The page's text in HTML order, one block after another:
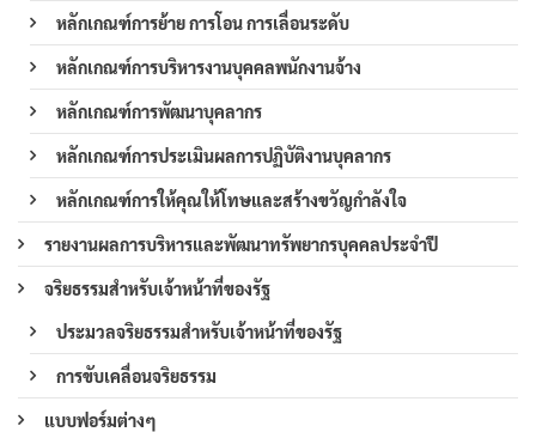
หลักเกณฑ์การย้าย การโอน การเลื่อนระดับ
หลักเกณฑ์การบริหารงานบุคคลพนักงานจ้าง
หลักเกณฑ์การพัฒนาบุคลากร
หลักเกณฑ์การประเมินผลการปฏิบัติงานบุคลากร
หลักเกณฑ์การให้คุณให้โทษและสร้างขวัญกำลังใจ
รายงานผลการบริหารและพัฒนาทรัพยากรบุคคลประจำปี
จริยธรรมสำหรับเจ้าหน้าที่ของรัฐ
ประมวลจริยธรรมสำหรับเจ้าหน้าที่ของรัฐ
การขับเคลื่อนจริยธรรม
แบบฟอร์มต่างๆ